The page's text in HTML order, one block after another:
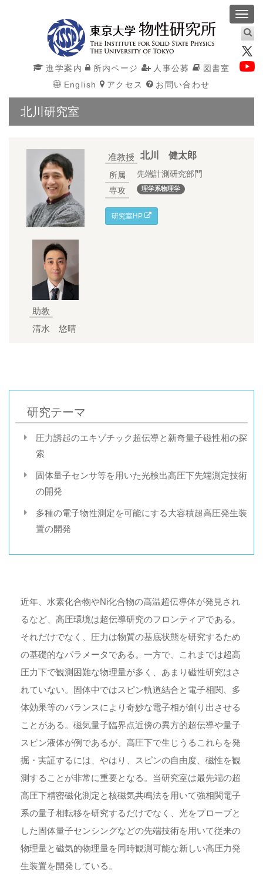
進学案内 所内ページ 人事公募
図書室
English
アクセス お問い合わせ
北川研究室
准教授 北川 健太郎
所属
先端計測研究部門
専攻
理学系物理学
研究室HP
助教
清水 悠晴
研究テーマ
圧力誘起のエキゾチック超伝導と新奇量子磁性相の探
索
固体量子センサ等を用いた光検出高圧下先端測定技術
の開発
多種の電子物性測定を可能にする大容積超高圧発生装
置の開発
近年、水素化合物やNi化合物の高温超伝導体が発見され
るなど、高圧環境は超伝導研究のフロンティアである。
それだけでなく、圧力は物質の基底状態を研究するため
の基礎的なパラメータである。一方で、これまでは超高
圧力下で観測困難な物理量が多く、あまり磁性研究はさ
れていない。固体中ではスピン軌道結合と電子相関、多
体効果等のバランスにより奇妙な電子相が創り出させる
ことがある。磁気量子臨界点近傍の異方的超伝導や量子
スピン液体が例であるが、高圧下で生じうるこれらを発
掘・実証するには、やはり、スピンの自由度、磁性を観
測することが非常に重要となる。当研究室は最先端の超
高圧下精密磁化測定と核磁気共鳴法を用いて強相関電子
系の量子相転移を研究するだけでなく、光をプローブと
した固体量子センシングなどの先端技術を用いて従来の
物理量と磁気的物理量を同時観測可能な新しい高圧力発
生装置を開発している。